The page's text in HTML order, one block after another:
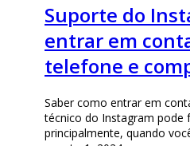
Suporte do
entrar em
telefone e
Saber como entrar em
técnico do Instagram pode
principalmente, quando